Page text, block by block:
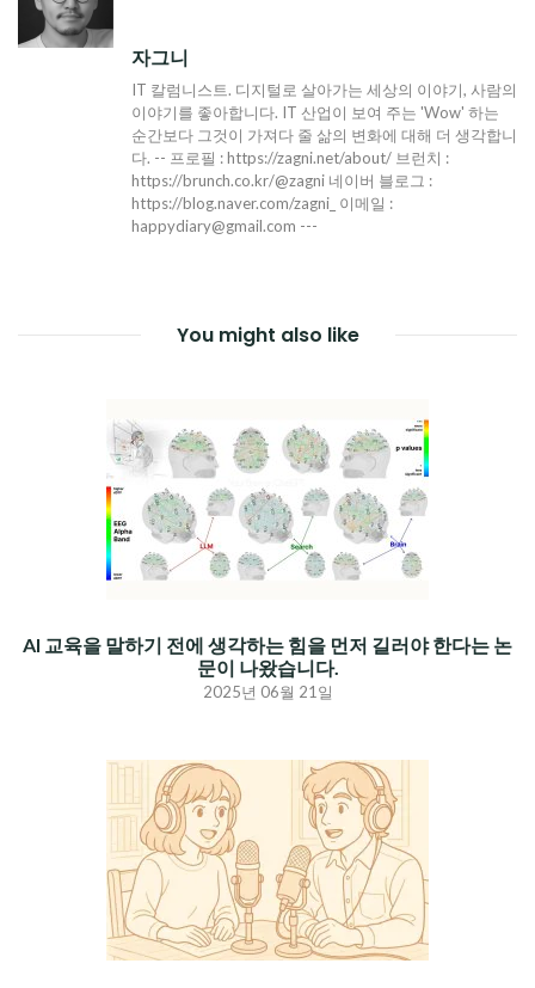
자그니
IT 칼럼니스트. 디지털로 살아가는 세상의 이야기, 사람의
이야기를 좋아합니다. IT 산업이 보여 주는 'Wow' 하는
순간보다 그것이 가져다 줄 삶의 변화에 대해 더 생각합니
다. -- 프로필 : https://zagni.net/about/ 브런치 :
https://brunch.co.kr/@zagni 네이버 블로그 :
https://blog.naver.com/zagni_ 이메일 :
happydiary@gmail.com ---
You might also like
AI 교육을 말하기 전에 생각하는 힘을 먼저 길러야 한다는 논
문이 나왔습니다.
2025년 06월 21일